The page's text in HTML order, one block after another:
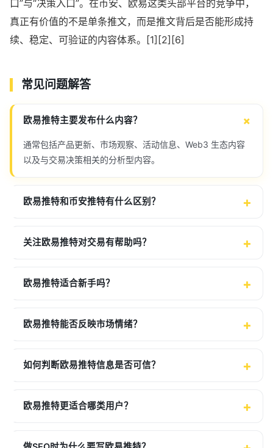
口”与“决策入口”。在币安、欧易这类头部平台的竞争中，
真正有价值的不是单条推文，而是推文背后是否能形成持
续、稳定、可验证的内容体系。[1][2][6]
常见问题解答
欧易推特主要发布什么内容？
通常包括产品更新、市场观察、活动信息、Web3 生态内容
以及与交易决策相关的分析型内容。
欧易推特和币安推特有什么区别？
关注欧易推特对交易有帮助吗？
欧易推特适合新手吗？
欧易推特能否反映市场情绪？
如何判断欧易推特信息是否可信？
欧易推特更适合哪类用户？